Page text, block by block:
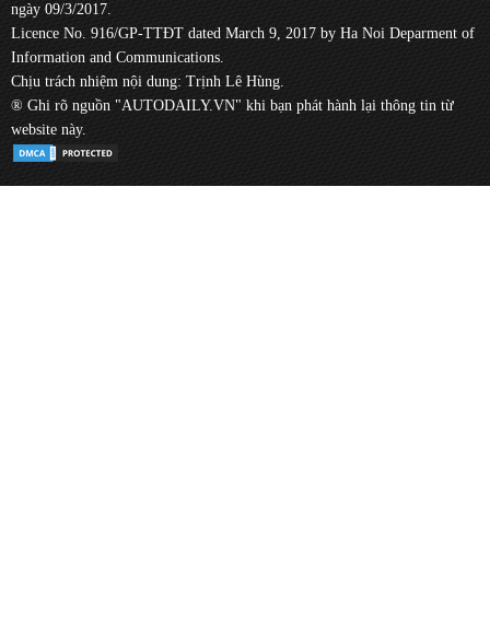
ngày 09/3/2017.
Licence No. 916/GP-TTĐT dated March 9, 2017 by Ha Noi Deparment of
Information and Communications.
Chịu trách nhiệm nội dung: Trịnh Lê Hùng.
® Ghi rõ nguồn "AUTODAILY.VN" khi bạn phát hành lại thông tin từ
website này.